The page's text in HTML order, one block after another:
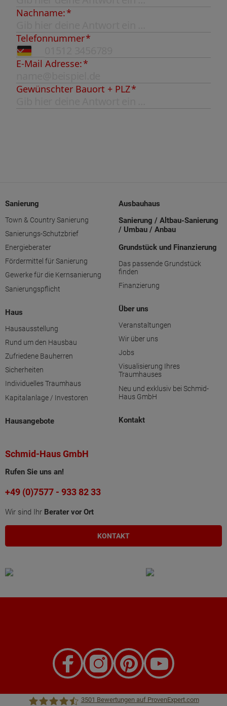
Sanierung
Town & Country Sanierung
Sanierungs-Schutzbrief
Energieberater
Fördermittel für Sanierung
Gewerke für die Kernsanierung
Sanierungspflicht
Haus
Hausausstellung
Rund um den Hausbau
Zufriedene Bauherren
Sicherheiten
Individuelles Traumhaus
Kapitalanlage / Investoren
Hausangebote
Ausbauhaus
Sanierung / Altbau-Sanierung
/ Umbau / Anbau
Grundstück und Finanzierung
Das passende Grundstück
finden
Finanzierung
Über uns
Veranstaltungen
Wir über uns
Jobs
Visualisierung Ihres
Traumhauses
Neu und exklusiv bei Schmid-
Haus GmbH
Kontakt
Schmid-Haus GmbH
Rufen Sie uns an!
+49 (0)7577 - 933 82 33
Wir sind Ihr Berater vor Ort
KONTAKT
3501 Bewertungen auf ProvenExpert.com